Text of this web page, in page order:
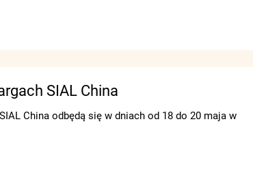
SIAL China
China odbędą się w dniach od 18 do 20 maja w